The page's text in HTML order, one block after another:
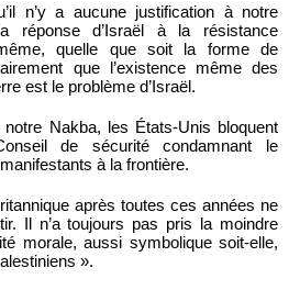
n’y a aucune justification à notre
réponse d’Israël à la résistance
quelle que soit la forme de
que l’existence même des
est le problème d’Israël.
Nakba, les États-Unis bloquent
de sécurité condamnant le
à la frontière.
après toutes ces années ne
Il n’a toujours pas pris la moindre
morale, aussi symbolique soit-elle,
».